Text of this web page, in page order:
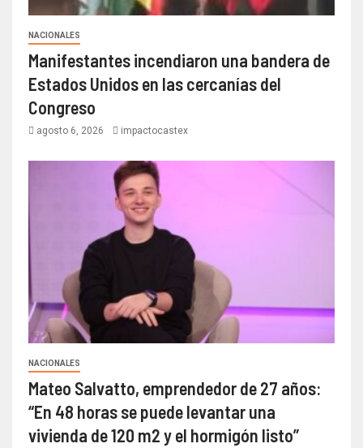
NACIONALES
Manifestantes incendiaron una bandera de
Estados Unidos en las cercanías del
Congreso
agosto 6, 2026 impactocastex
NACIONALES
Mateo Salvatto, emprendedor de 27 años:
“En 48 horas se puede levantar una
vivienda de 120 m2 y el hormigón listo”